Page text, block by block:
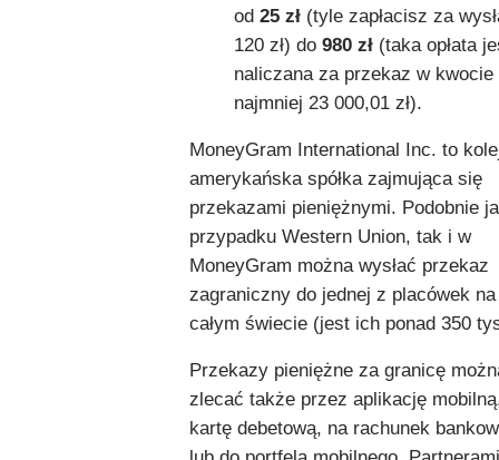
od 25 zł (tyle zapłacisz za
120 zł) do 980 zł (taka opłata
naliczana za przekaz w kwocie
najmniej 23 000,01 zł).
MoneyGram International Inc. to
amerykańska spółka zajmująca się
przekazami pieniężnymi. Podobnie
przypadku Western Union, tak i w
MoneyGram można wysłać przekaz
zagraniczny do jednej z placówek na
całym świecie (jest ich ponad 350
Przekazy pieniężne za granicę
zlecać także przez aplikację
kartę debetową, na rachunek